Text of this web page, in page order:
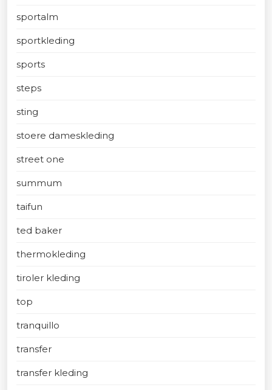
sportalm
sportkleding
sports
steps
sting
stoere dameskleding
street one
summum
taifun
ted baker
thermokleding
tiroler kleding
top
tranquillo
transfer
transfer kleding